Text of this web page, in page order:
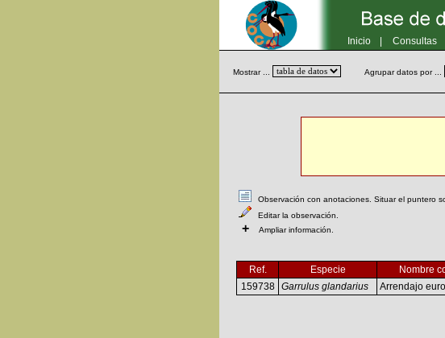
Inicio Consultas
Mostrar ... Agrupar datos por ...
Observación con anotaciones. Situar el puntero
Editar la observación.
+ Ampliar información.
Ref. Especie Nombre
159738
Garrulus glandarius Arrendajo